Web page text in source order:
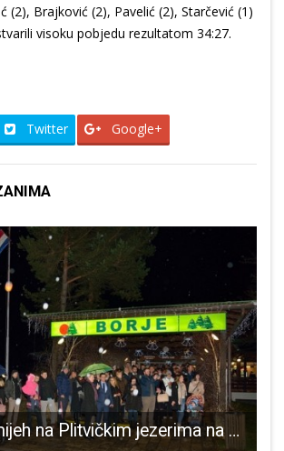
(2), Brajković (2), Pavelić (2), Starčević (1)
visoku pobjedu rezultatom 34:27.
Twitter Google+
Veselje i smijeh na Plitvičkim jezerima na kraju još jedne uspješne poslovne godine